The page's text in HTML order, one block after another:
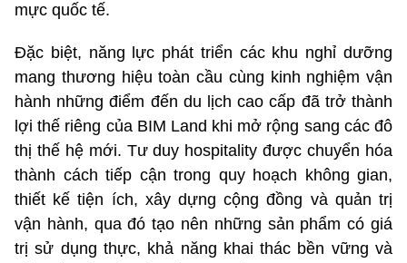
mực quốc tế.
Đặc biệt, năng lực phát triển các khu nghỉ dưỡng
mang thương hiệu toàn cầu cùng kinh nghiệm vận
hành những điểm đến du lịch cao cấp đã trở thành
lợi thế riêng của BIM Land khi mở rộng sang các đô
thị thế hệ mới. Tư duy hospitality được chuyển hóa
thành cách tiếp cận trong quy hoạch không gian,
thiết kế tiện ích, xây dựng cộng đồng và quản trị
vận hành, qua đó tạo nên những sản phẩm có giá
trị sử dụng thực, khả năng khai thác bền vững và